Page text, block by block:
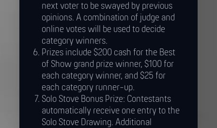
next voter to be swayed by previous
opinions. A combination of judge and
online votes will be used to decide
category winners.
Prizes include $200 cash for the Best
of Show grand prize winner, $100 for
each category winner, and $25 for
each category runner-up.
Solo Stove Bonus Prize: Contestants
automatically receive one entry to the
Solo Stove Drawing. Additional